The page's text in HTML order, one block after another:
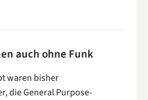
auch ohne Funk
waren bisher
die General Purpose-